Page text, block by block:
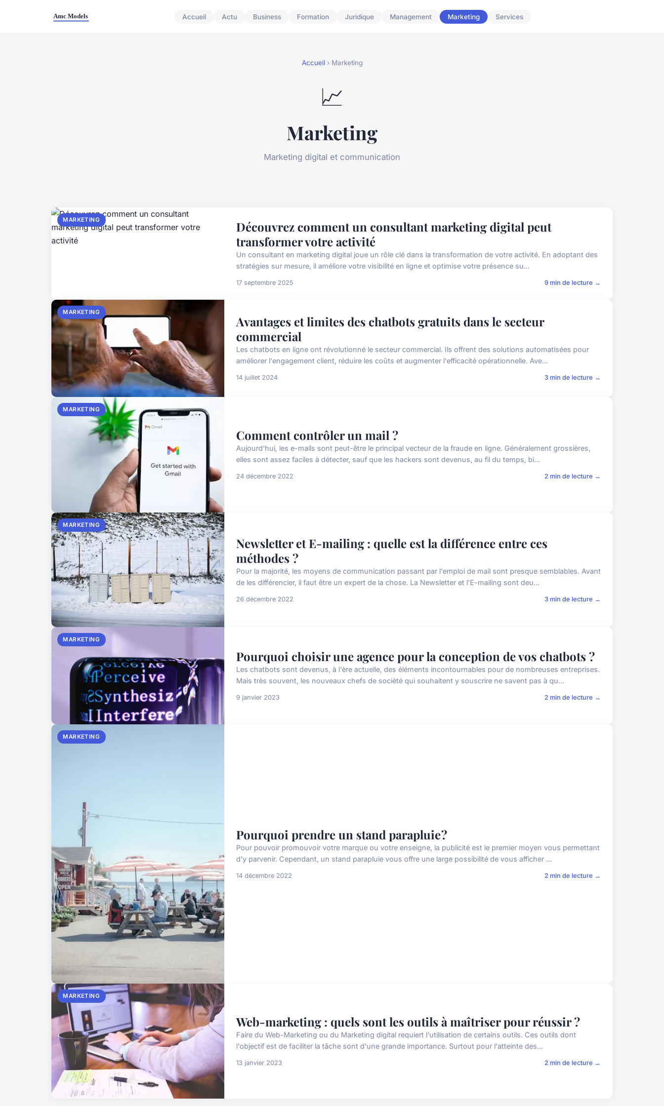
Accueil Actu Business Formation Juridique Management Marketing Services
Accueil› Marketing
📈
Marketing
Marketing digital et communication
MARKETING
Découvrez comment un consultant marketing digital peut
transformer votre activité
Un consultant en marketing digital joue un rôle clé dans la transformation de votre activité. En adoptant des
stratégies sur mesure, il améliore votre visibilité en ligne et optimise votre présence su...
17 septembre 2025 9 min de lecture →
MARKETING
Avantages et limites des chatbots gratuits dans le secteur
commercial
Les chatbots en ligne ont révolutionné le secteur commercial. Ils offrent des solutions automatisées pour
améliorer l'engagement client, réduire les coûts et augmenter l'efficacité opérationnelle. Ave...
14 juillet 2024 3 min de lecture →
MARKETING
Comment contrôler un mail ?
Aujourd'hui, les e-mails sont peut-être le principal vecteur de la fraude en ligne. Généralement grossières,
elles sont assez faciles à détecter, sauf que les hackers sont devenus, au fil du temps, bi...
24 décembre 2022 2 min de lecture →
MARKETING
Newsletter et E-mailing : quelle est la différence entre ces
méthodes ?
Pour la majorité, les moyens de communication passant par l'emploi de mail sont presque semblables. Avant
de les différencier, il faut être un expert de la chose. La Newsletter et l'E-mailing sont deu...
26 décembre 2022 3 min de lecture →
MARKETING
Pourquoi choisir une agence pour la conception de vos chatbots ?
Les chatbots sont devenus, à l'ère actuelle, des éléments incontournables pour de nombreuses entreprises.
Mais très souvent, les nouveaux chefs de société qui souhaitent y souscrire ne savent pas à qu...
9 janvier 2023 2 min de lecture →
MARKETING
Pourquoi prendre un stand parapluie ?
Pour pouvoir promouvoir votre marque ou votre enseigne, la publicité est le premier moyen vous permettant
d'y parvenir. Cependant, un stand parapluie vous offre une large possibilité de vous afficher ...
14 décembre 2022 2 min de lecture →
MARKETING
Web-marketing : quels sont les outils à maîtriser pour réussir ?
Faire du Web-Marketing ou du Marketing digital requiert l'utilisation de certains outils. Ces outils dont
l'objectif est de faciliter la tâche sont d'une grande importance. Surtout pour l'atteinte des...
13 janvier 2023 2 min de lecture →